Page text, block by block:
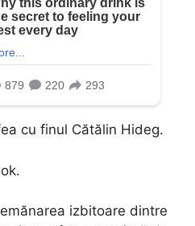
cu finul Cătălin Hideg.
izbitoare dintre